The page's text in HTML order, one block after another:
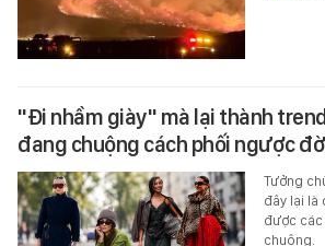
"Đi nhầm giày" mà lại thành
đang chuộng cách phối ngược
Tưởng
đây lại là
được
chuộng.